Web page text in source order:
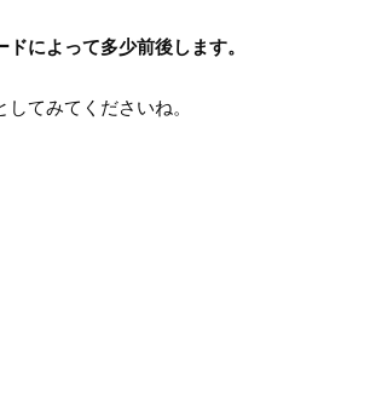
によって多少前後します。
てみてくださいね。